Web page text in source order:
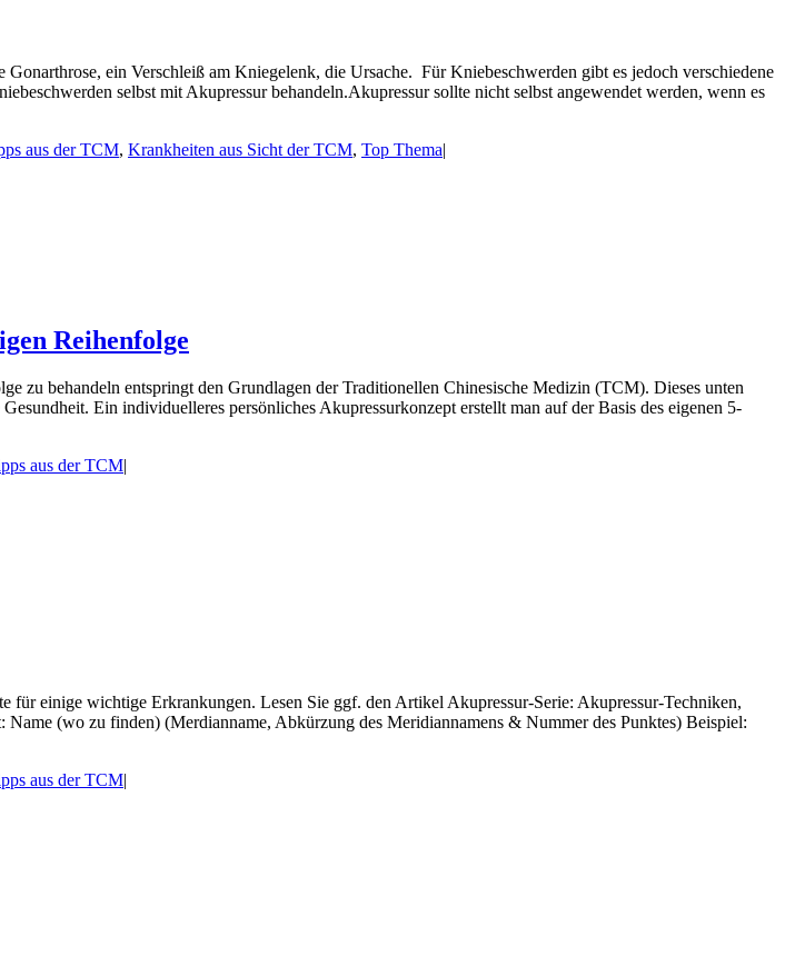
ein Verschleiß am Kniegelenk, die Ursache. Für Kniebeschwerden gibt es jedoch verschiedene
selbst mit Akupressur behandeln.Akupressur sollte nicht selbst angewendet werden, wenn es
aus der TCM, Krankheiten aus Sicht der TCM, Top Thema|
Reihenfolge
zu behandeln entspringt den Grundlagen der Traditionellen Chinesische Medizin (TCM). Dieses unten
Ein individuelleres persönliches Akupressurkonzept erstellt man auf der Basis des eigenen 5-
aus der TCM|
einige wichtige Erkrankungen. Lesen Sie ggf. den Artikel Akupressur-Serie: Akupressur-Techniken,
(wo zu finden) (Merdianname, Abkürzung des Meridiannamens & Nummer des Punktes) Beispiel:
aus der TCM|